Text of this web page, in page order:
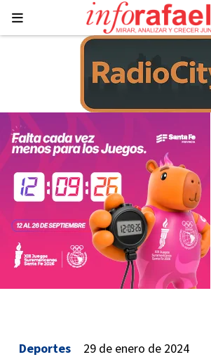
Deportes 29 de enero de 2024